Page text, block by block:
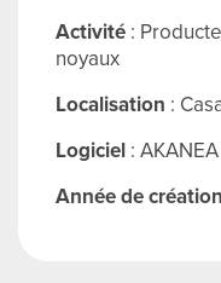
Activité:
noyaux
Localisation :
Logiciel:
Année de création